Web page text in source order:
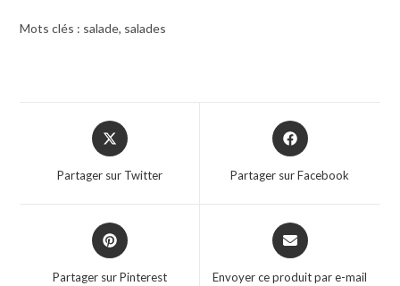
Mots clés : salade, salades
Opens
in
new
Partager sur Twitter
Opens
in
Partager sur Facebook
Opens
in
Partager sur Pinterest
Opens
in
Envoyer ce produit par e-mail